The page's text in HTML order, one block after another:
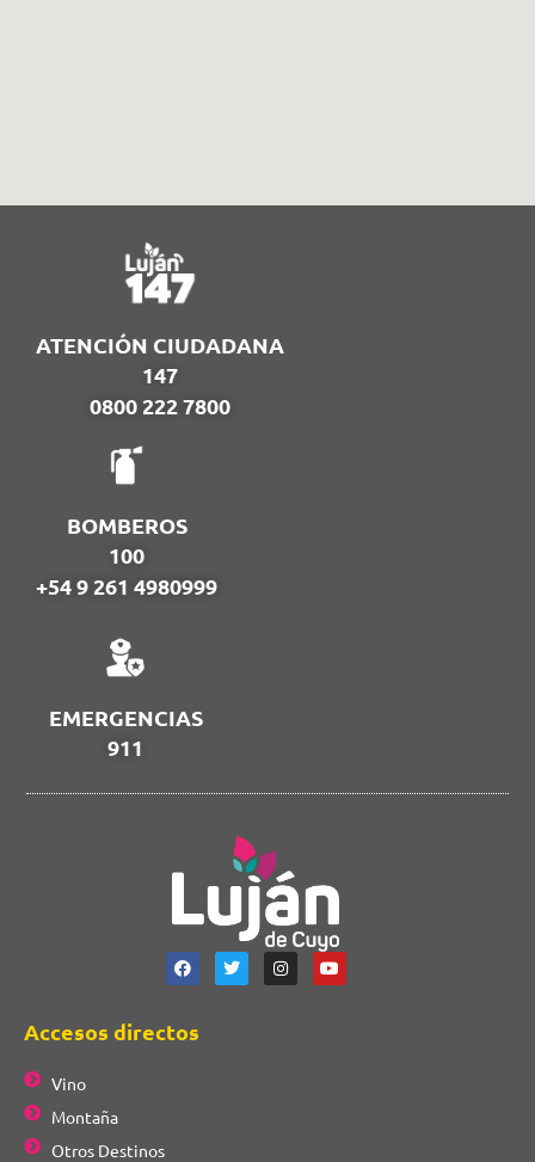
ATENCIÓN CIUDADANA
147
0800 222 7800
BOMBEROS
100
+54 9 261 4980999
EMERGENCIAS
911
Accesos directos
Vino
Montaña
Otros Destinos